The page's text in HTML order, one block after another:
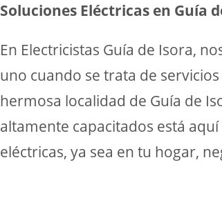
Soluciones Eléctricas en Guía
En Electricistas Guía de Isora,
uno cuando se trata de
hermosa localidad de Guía de
altamente capacitados está
eléctricas, ya sea en tu hogar,